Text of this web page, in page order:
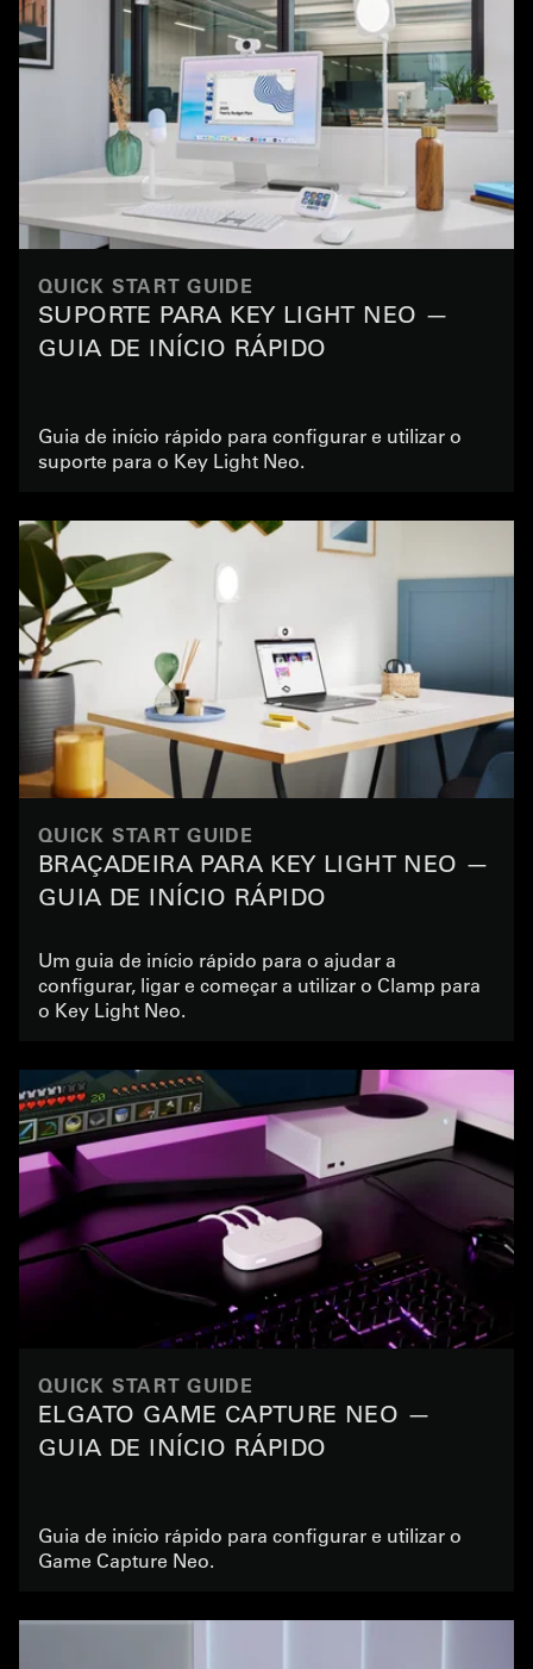
QUICK START GUIDE
SUPORTE PARA KEY LIGHT NEO —
GUIA DE INÍCIO RÁPIDO
Guia de início rápido para configurar e utilizar o
suporte para o Key Light Neo.
QUICK START GUIDE
BRAÇADEIRA PARA KEY LIGHT NEO —
GUIA DE INÍCIO RÁPIDO
Um guia de início rápido para o ajudar a
configurar, ligar e começar a utilizar o Clamp para
o Key Light Neo.
QUICK START GUIDE
ELGATO GAME CAPTURE NEO —
GUIA DE INÍCIO RÁPIDO
Guia de início rápido para configurar e utilizar o
Game Capture Neo.